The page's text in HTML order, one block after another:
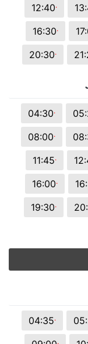
12:40.
16:30.
20:30.
04:30.
08:00.
11:45.
16:00.
19:30.
04:35.
.